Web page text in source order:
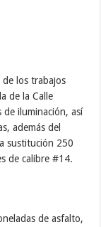
los trabajos
de la Calle
iluminación, así
además del
sustitución 250
de calibre #14.
de asfalto,